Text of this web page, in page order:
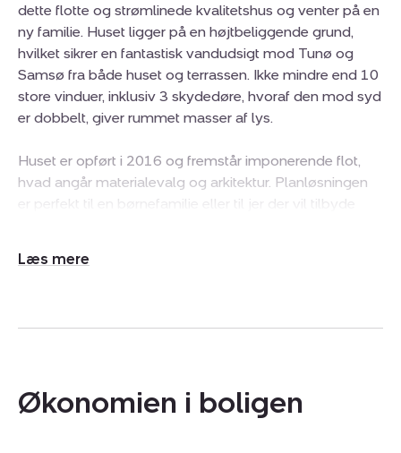
dette flotte og strømlinede kvalitetshus og venter på en
ny familie. Huset ligger på en højtbeliggende grund,
hvilket sikrer en fantastisk vandudsigt mod Tunø og
Samsø fra både huset og terrassen. Ikke mindre end 10
store vinduer, inklusiv 3 skydedøre, hvoraf den mod syd
er dobbelt, giver rummet masser af lys.
Huset er opført i 2016 og fremstår imponerende flot,
hvad angår materialevalg og arkitektur. Planløsningen
er perfekt til en børnefamilie eller til jer der vil tilbyde
soveværelse med integreret badeværelse og walk in.
Fra sydterrassen er der adgang til “ fitnessrummet”,
Køkken, spiseplads og stue er integreret i et rum der
Økonomien i boligen